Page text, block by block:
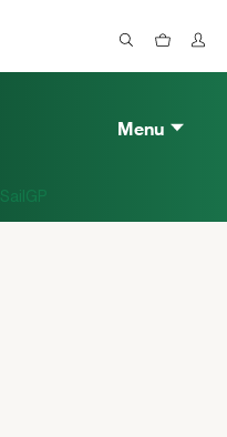
Menu
SailGP